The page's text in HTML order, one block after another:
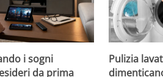
i sogni
da prima
Pulizia